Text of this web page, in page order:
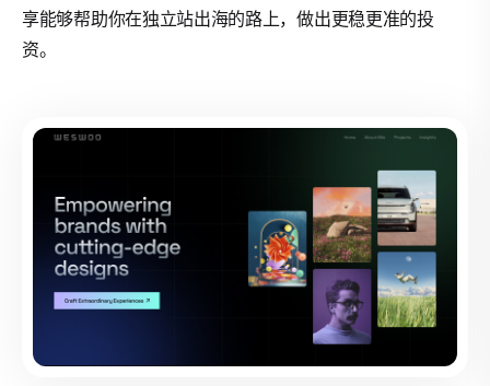
享能够帮助你在独立站出海的路上，做出更稳更准的投
资。